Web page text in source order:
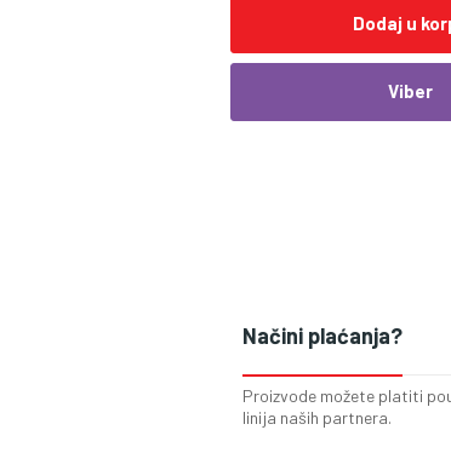
Dodaj u
Viber
Načini plaćanja?
Proizvode možete platiti
linija naših partnera.